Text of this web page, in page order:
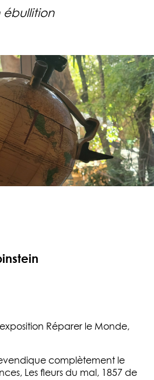
ébullition
Réparer le Monde,
complètement le
Les fleurs du mal, 1857 de